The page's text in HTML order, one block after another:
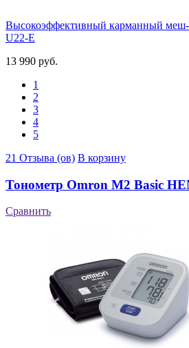
Высокоэффективный карманный
U22-E
13 990 руб.
1
2
3
4
5
21 Отзыва (ов) В корзину
Тонометр Omron M2 Basic
Сравнить